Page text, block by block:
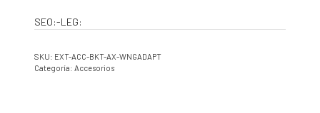
SEO:-LEG:
SKU: EXT-ACC-BKT-AX-WNGADAPT
Categoría: Accesorios